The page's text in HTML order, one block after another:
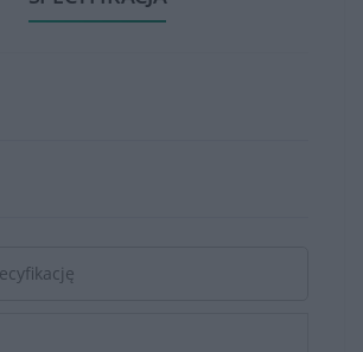
w różnych pojemnościach, od
jest korzystne dla osób, które drukują
wysoką jakość wydruku, oferując
w taki sposób, aby zapewnić